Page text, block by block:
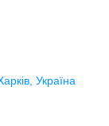
Україна